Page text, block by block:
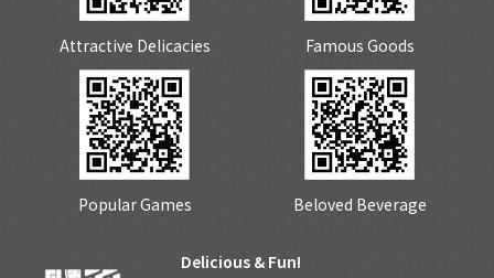
Attractive Delicacies Famous Goods
Popular Games Beloved Beverage
Delicious & Fun!